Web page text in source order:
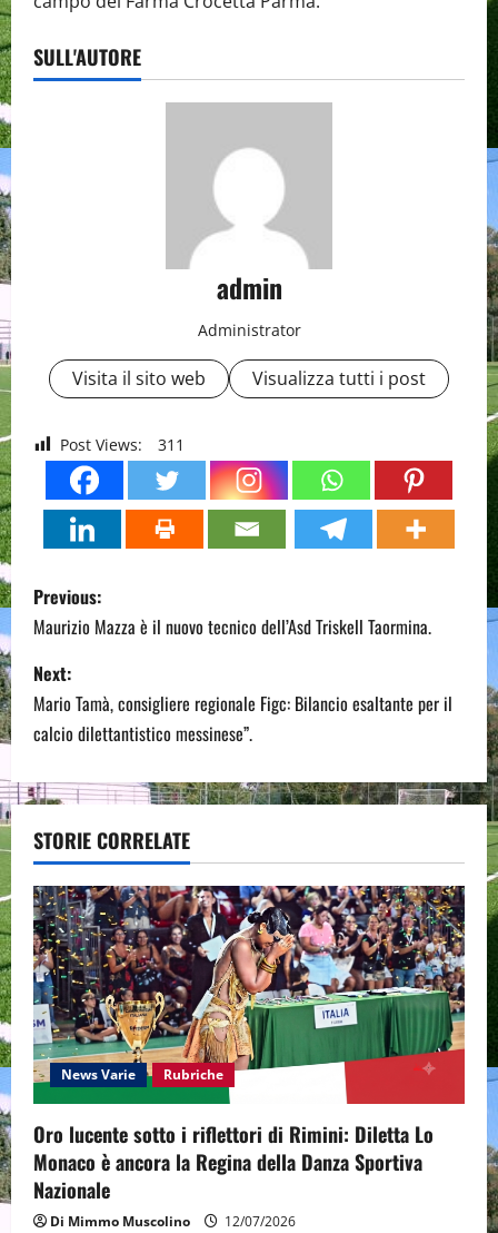
SULL'AUTORE
admin
Administrator
Visita il sito web Visualizza tutti i post
Post Views: 311
P
o
s
t
n
a
v
i
g
a
t
i
o
n
Previous:
Maurizio Mazza è il nuovo tecnico dell’Asd Triskell Taormina.
Next:
Mario Tamà, consigliere regionale Figc: Bilancio esaltante per il
calcio dilettantistico messinese”.
STORIE CORRELATE
News Varie Rubriche
Oro lucente sotto i riflettori di Rimini: Diletta Lo
Monaco è ancora la Regina della Danza Sportiva
Nazionale
Di Mimmo Muscolino 12/07/2026